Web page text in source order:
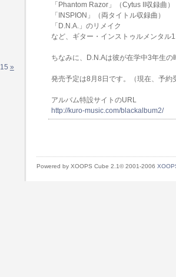
「Phantom Razor」（Cytus II収録曲）
「INSPION」（両タイトル収録曲）
「D.N.A.」のリメイク
など、ギター・インストゥルメンタル
ちなみに、D.N.Aは彼が在学中3年生
発売予定は8月8日です。（現在、予約
アルバム特設サイトのURL
http://kuro-music.com/blackalbum2/
Powered by XOOPS Cube 2.1© 2001-2006
15 »